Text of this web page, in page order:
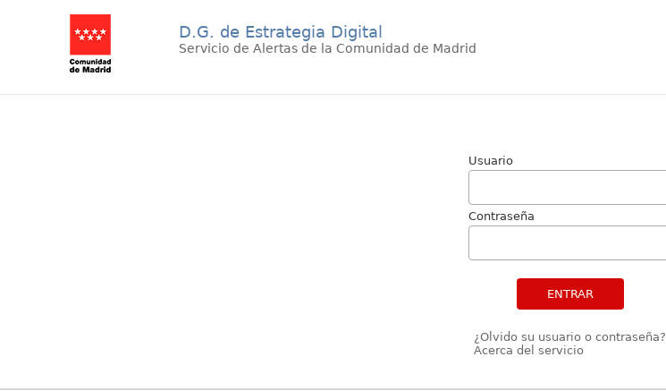
D.G. de Estrategia Digital
Servicio de Alertas de la Comunidad de Madrid
Usuario
Contraseña
ENTRAR
¿Olvido su usuario o contraseña?
Acerca del servicio